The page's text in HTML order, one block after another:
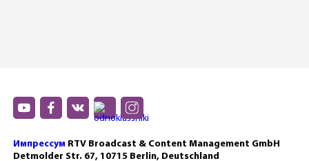
Импрессум RTV Broadcast & Content Management GmbH
Detmolder Str. 67, 10715 Berlin, Deutschland